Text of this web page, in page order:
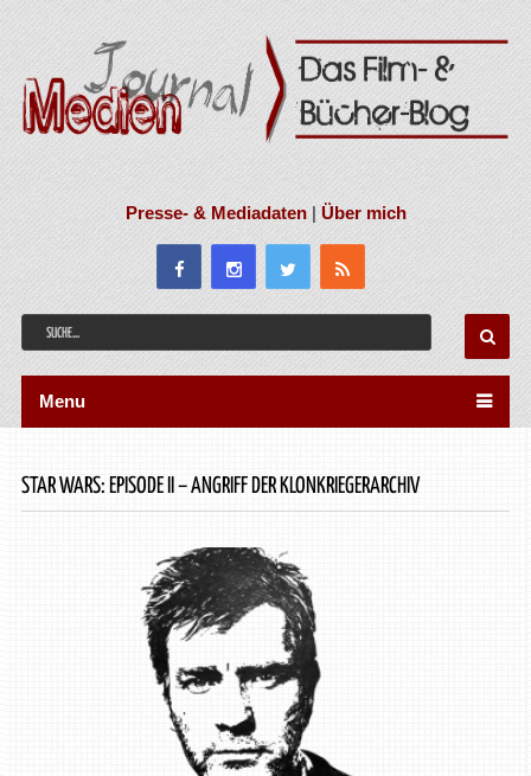
Presse- & Mediadaten|Über mich
Menu
STAR WARS: EPISODE II – ANGRIFF DER KLONKRIEGERARCHIV